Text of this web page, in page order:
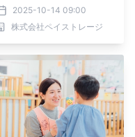
2025-10-14 09:00
株式会社ペイストレージ